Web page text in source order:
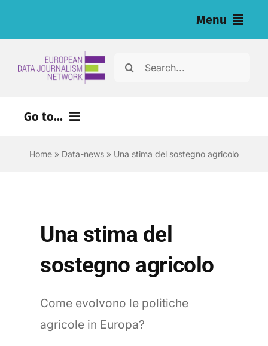
Menu
Risorse per i giornalisti (eng)
Cerca
Go to...
Home » Data-news » Una stima del sostegno agricolo
Una stima del
sostegno agricolo
Come evolvono le politiche
agricole in Europa?